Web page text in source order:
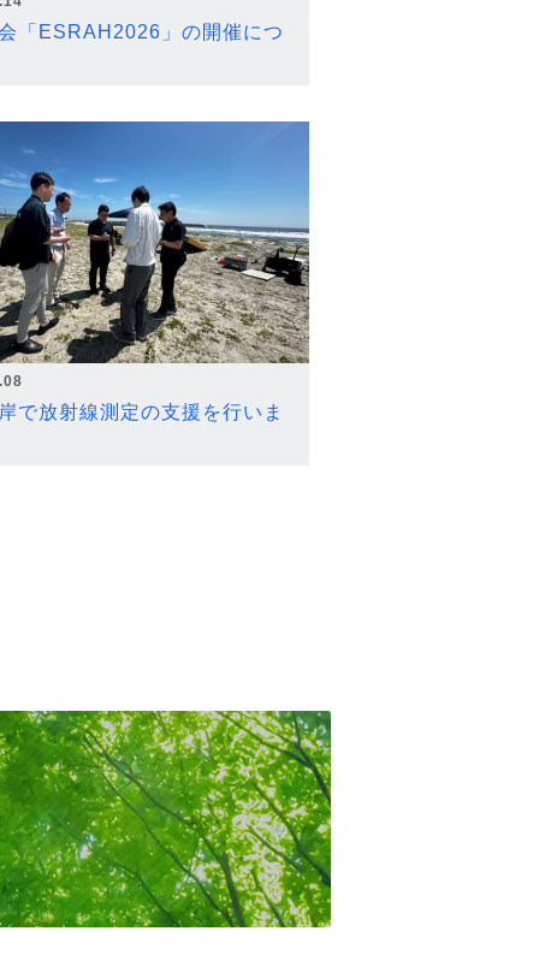
「ESRAH2026」の開催につ
で放射線測定の支援を行いま